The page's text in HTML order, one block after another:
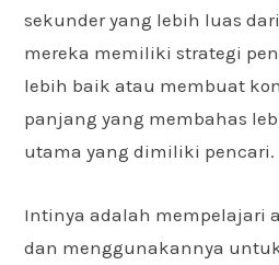
sekunder yang lebih luas
mereka memiliki strategi
lebih baik atau membuat
panjang yang membahas
utama yang dimiliki pencari.
Intinya adalah mempelajari
dan menggunakannya